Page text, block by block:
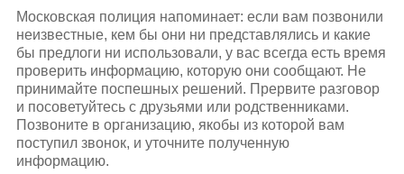
Московская полиция напоминает: если вам позвонили
неизвестные, кем бы они ни представлялись и какие
бы предлоги ни использовали, у вас всегда есть время
проверить информацию, которую они сообщают. Не
принимайте поспешных решений. Прервите разговор
и посоветуйтесь с друзьями или родственниками.
Позвоните в организацию, якобы из которой вам
поступил звонок, и уточните полученную
информацию.